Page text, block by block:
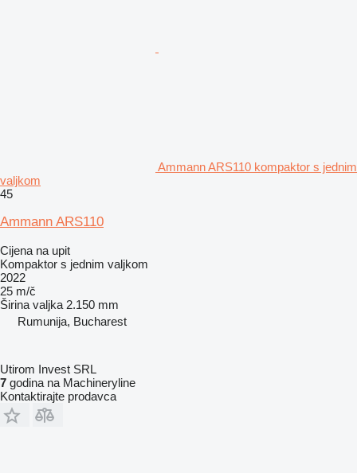
Ammann ARS110 kompaktor s jednim
valjkom
45
Ammann ARS110
Cijena na upit
Kompaktor s jednim valjkom
2022
25 m/č
Širina valjka 2.150 mm
Rumunija, Bucharest
Utirom Invest SRL
7 godina na Machineryline
Kontaktirajte prodavca